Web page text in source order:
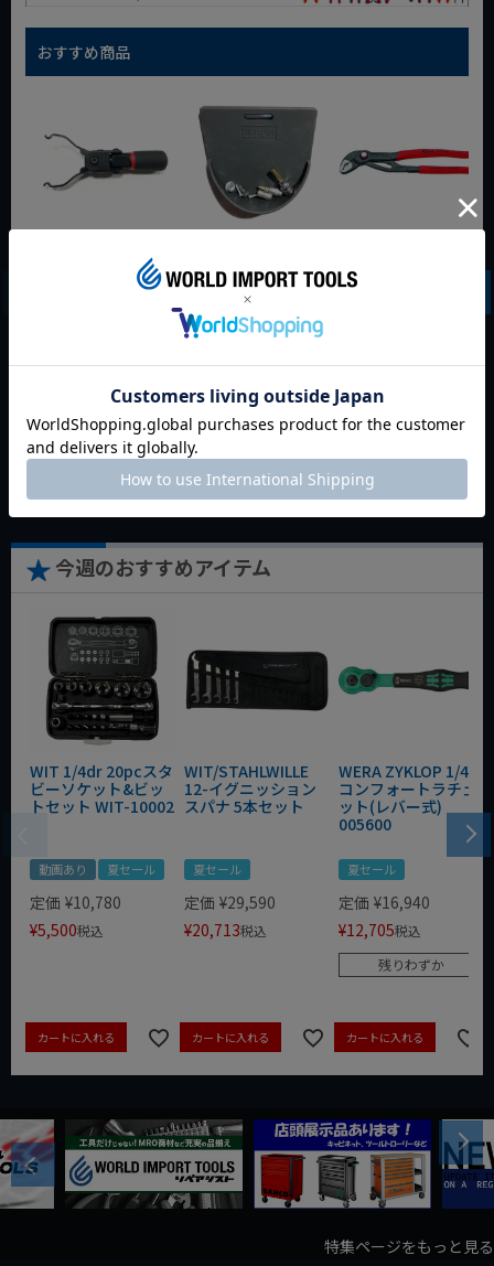
おすすめ商品
WIT マルチアングル
クィックツール CL-
ルマット ブラック
定価
0
税込
カートに入れる
クイックセット
8721-250 KNIPEX
6,545
カートに入れる
今週のおすすめアイテム
WIT 1/4dr 20pcスタ
ビーソケット&ビッ
トセット WIT-10002
動画あり 夏セール
定価 ¥10,780
¥5,500税込
カートに入れる
WIT/STAHLWILLE
12-イグニッション
スパナ 5本セット
夏セール
定価 ¥29,590
¥20,713税込
カートに入れる
WERA ZYKLOP 1/4"
コンフォートラチェ
ット(レバー式)
005600
夏セール
定価 ¥16,940
¥12,705税込
残りわずか
カートに入れる
Previous
Next
特集ページをもっと見る